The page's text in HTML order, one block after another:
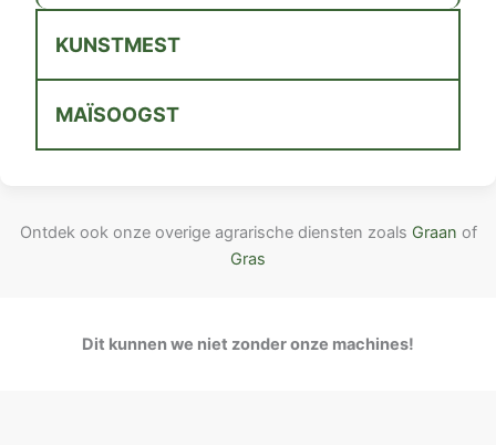
KUNSTMEST
MAÏSOOGST
Ontdek ook onze overige agrarische diensten zoals Graan of
Gras
Dit kunnen we niet zonder onze machines!